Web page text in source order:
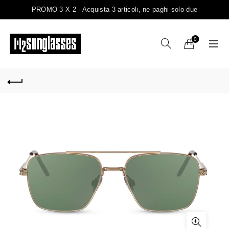
PROMO 3 X 2 - Acquista 3 articoli, ne paghi solo due
0